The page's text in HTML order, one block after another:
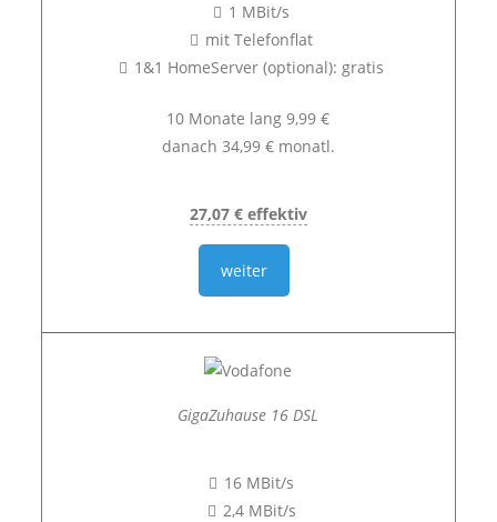
1 MBit/s
mit Telefonflat
1&1 HomeServer (optional): gratis
10 Monate lang 9,99 €
danach 34,99 € monatl.
27,07 € effektiv
weiter
GigaZuhause 16 DSL
16 MBit/s
2,4 MBit/s